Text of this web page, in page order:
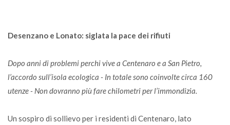
Desenzano e Lonato: siglata la pace dei rifiuti
Dopo anni di problemi perchi vive a Centenaro e a San Pietro,
l’accordo sull’isola ecologica - In totale sono coinvolte circa 160
utenze - Non dovranno più fare chilometri per l’immondizia.
Un sospiro di sollievo per i residenti di Centenaro, lato